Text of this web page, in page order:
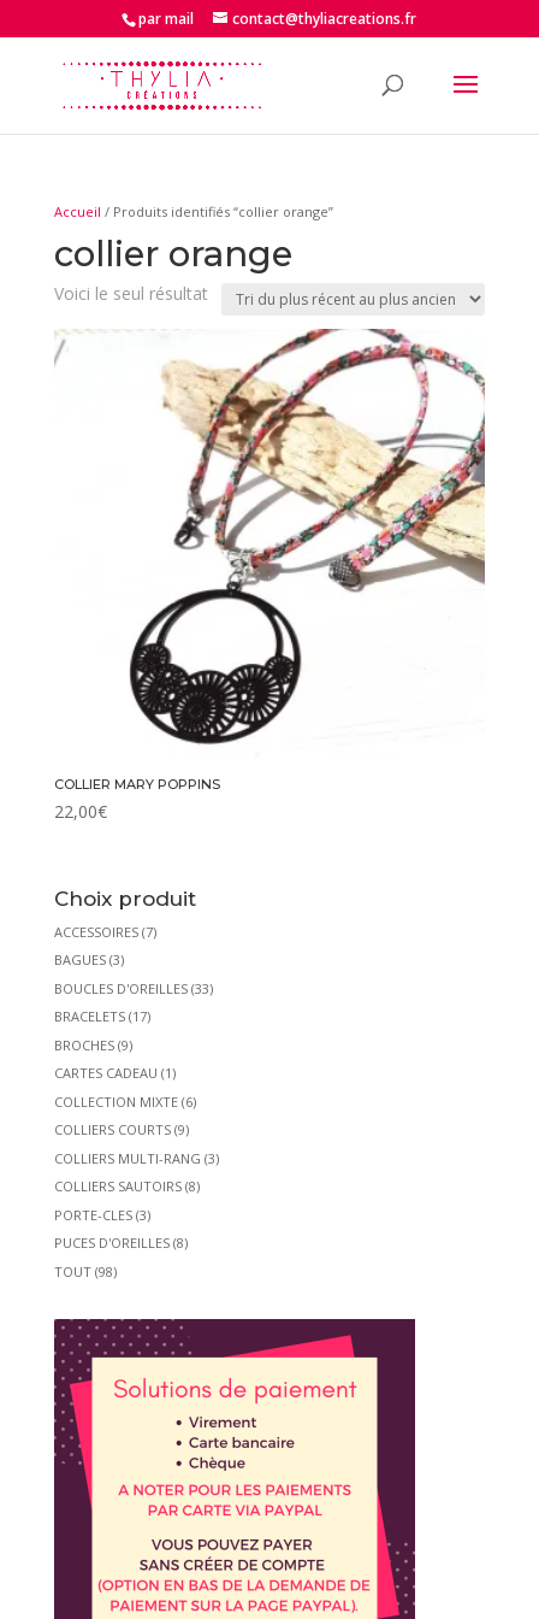
par mail contact@thyliacreations.fr
Accueil / Produits identifiés “collier orange”
collier orange
Voici le seul résultat
COLLIER MARY POPPINS
22,00€
Choix produit
ACCESSOIRES (7)
BAGUES (3)
BOUCLES D'OREILLES (33)
BRACELETS (17)
BROCHES (9)
CARTES CADEAU (1)
COLLECTION MIXTE (6)
COLLIERS COURTS (9)
COLLIERS MULTI-RANG (3)
COLLIERS SAUTOIRS (8)
PORTE-CLES (3)
PUCES D'OREILLES (8)
TOUT (98)